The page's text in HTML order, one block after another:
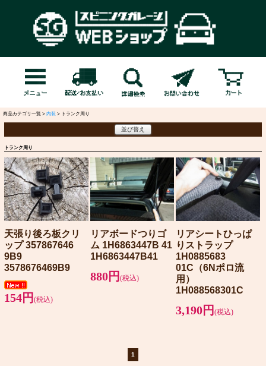
商品カテゴリ一覧 > 内装 > トランク周り
並び替え
トランク周り
天張り後ろ板クリ
ップ 357867646
9B9
3578676469B9
154円 (税込)
リアボードつりゴ
ム 1H6863447B 41
1H6863447B41
880円 (税込)
リアシートひっぱ
りストラップ
1H0885683
01C（6Nポロ流
用）
1H088568301C
3,190円(税込)
1